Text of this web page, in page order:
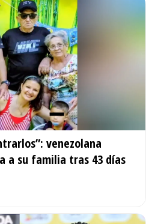
venezolana
a su familia tras 43 días